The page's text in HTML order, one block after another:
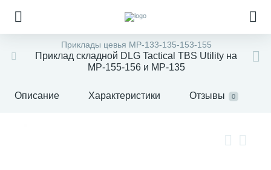
Приклады цевья МР-133-135-153-155
Приклад складной DLG Tactical TBS Utility на
МР-155-156 и МР-135
Описание Характеристики Отзывы 0